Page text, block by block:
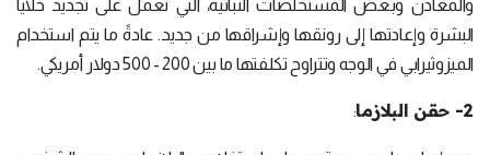
والمعادن وبعض المستخلصات النباتية، التي تعمل على تجديد خلايا
البشرة وإعادتها إلى رونقها وإشراقها من جديد. عادةً ما يتم استخدام
الميزوثيرابي في الوجه وتتراوح تكلفتها ما بين 200 - 500 دولار أمريكي.
2- حقن البلازما :